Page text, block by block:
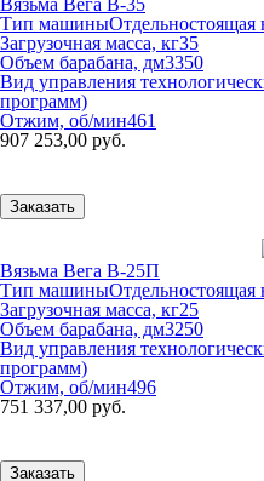
Вязьма Вега В-35
Тип машиныОтдельностоящая
Загрузочная масса, кг35
Объем барабана, дм3350
Вид управления
программ)
Отжим, об/мин461
907 253,00 руб.
Заказать
Вязьма Вега В-25П
Тип машиныОтдельностоящая
Загрузочная масса, кг25
Объем барабана, дм3250
Вид управления
программ)
Отжим, об/мин496
751 337,00 руб.
Заказать